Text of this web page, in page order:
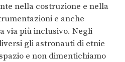
nella costruzione e nella
e anche
via più inclusivo. Negli
gli astronauti di etnie
e non dimentichiamo